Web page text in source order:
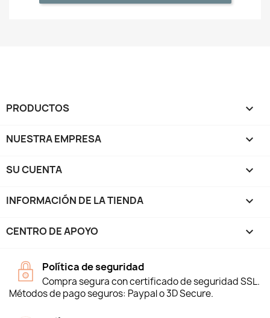
PRODUCTOS 
NUESTRA EMPRESA 
SU CUENTA 
INFORMACIÓN DE LA TIENDA keyboard_arrow_down
CENTRO DE APOYO 
Política de seguridad
Compra segura con certificado de seguridad SSL.
Métodos de pago seguros: Paypal o 3D Secure.